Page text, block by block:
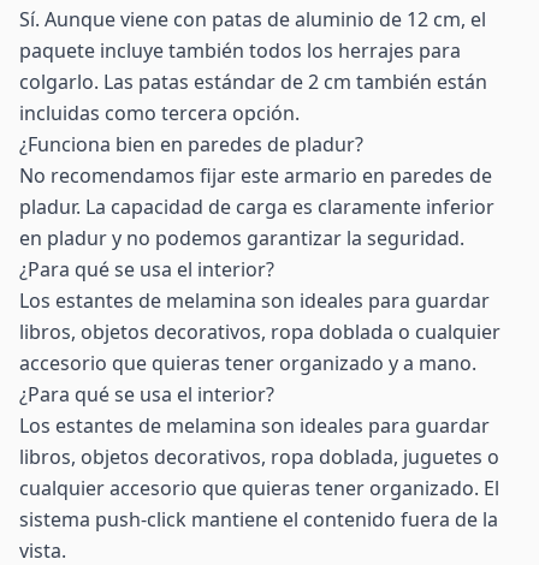
Sí. Aunque viene con patas de aluminio de 12 cm, el
paquete incluye también todos los herrajes para
colgarlo. Las patas estándar de 2 cm también están
incluidas como tercera opción.
¿Funciona bien en paredes de pladur?
No recomendamos fijar este armario en paredes de
pladur. La capacidad de carga es claramente inferior
en pladur y no podemos garantizar la seguridad.
¿Para qué se usa el interior?
Los estantes de melamina son ideales para guardar
libros, objetos decorativos, ropa doblada o cualquier
accesorio que quieras tener organizado y a mano.
¿Para qué se usa el interior?
Los estantes de melamina son ideales para guardar
libros, objetos decorativos, ropa doblada, juguetes o
cualquier accesorio que quieras tener organizado. El
sistema push-click mantiene el contenido fuera de la
vista.